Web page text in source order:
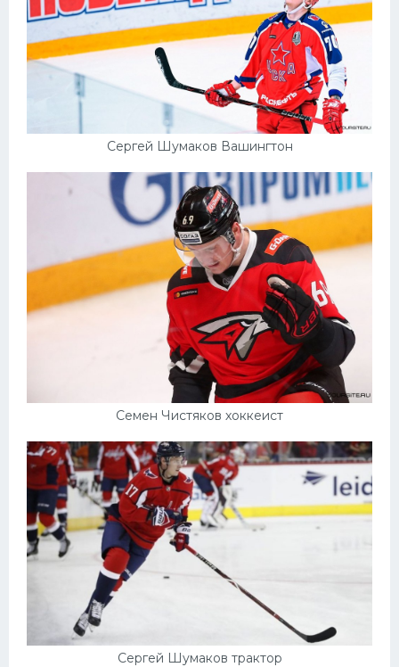
Сергей Шумаков Вашингтон
Семен Чистяков хоккеист
Сергей Шумаков трактор